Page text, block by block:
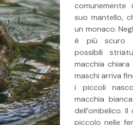
suo mantello,
un monaco.
è più scuro
possibili
macchia
maschi arriva
i piccoli
macchia
dell’ombelico.
piccolo nelle